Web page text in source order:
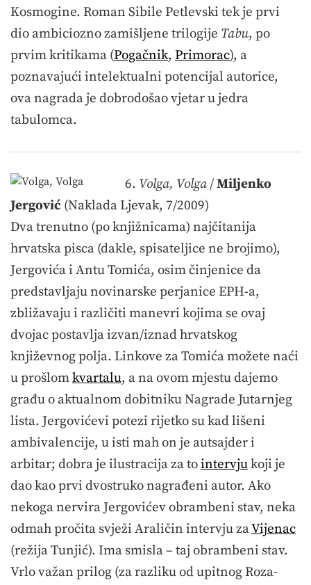
Kosmogine. Roman Sibile Petlevski tek je prvi
dio ambiciozno zamišljene trilogije Tabu, po
prvim kritikama (Pogačnik, Primorac), a
poznavajući intelektualni potencijal autorice,
ova nagrada je dobrodošao vjetar u jedra
tabulomca.
6. Volga, Volga/Miljenko
Jergović (Naklada Ljevak, 7/2009)
Dva trenutno (po knjižnicama) najčitanija
hrvatska pisca (dakle, spisateljice ne brojimo),
Jergovića i Antu Tomića, osim činjenice da
predstavljaju novinarske perjanice EPH-a,
zbližavaju i različiti manevri kojima se ovaj
dvojac postavlja izvan/iznad hrvatskog
književnog polja. Linkove za Tomića možete naći
u prošlomkvartalu, a na ovom mjestu dajemo
građu o aktualnom dobitniku Nagrade Jutarnjeg
lista. Jergovićevi potezi rijetko su kad lišeni
ambivalencije, u isti mah on je autsajder i
arbitar; dobra je ilustracija za tointervjukoji je
dao kao prvi dvostruko nagrađeni autor. Ako
nekoga nervira Jergovićev obrambeni stav, neka
odmah pročita svježi Araličin intervju zaVijenac
(režija Tunjić). Ima smisla – taj obrambeni stav.
Vrlo važan prilog (za razliku od upitnog Roza-